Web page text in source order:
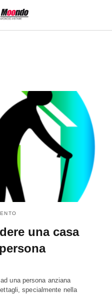
una casa
una persona anziana
specialmente nella